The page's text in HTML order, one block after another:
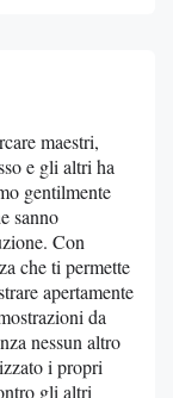
maestri,
e gli altri ha
gentilmente
sanno
Con
che ti permette
apertamente
da
nessun altro
i propri
gli altri